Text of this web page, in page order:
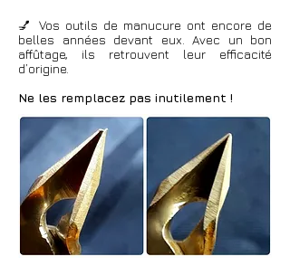
💅 Vos outils de manucure ont encore de
belles années devant eux. Avec un bon
affûtage, ils retrouvent leur efficacité
d’origine.
Ne les remplacez pas inutilement !